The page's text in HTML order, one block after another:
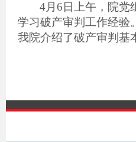
4月6 日上午，院党
学习破产审判工作经验
我院介绍了破产审判基